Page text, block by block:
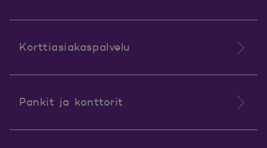
Korttiasiakaspalvelu
Pankit ja konttorit